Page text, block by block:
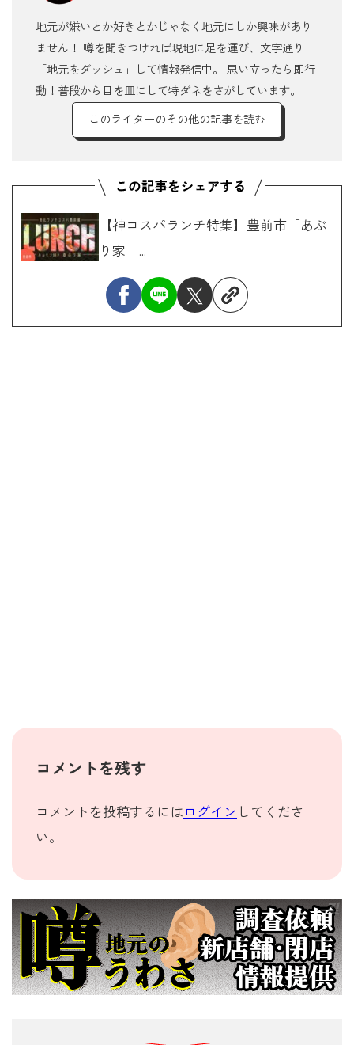
地元が嫌いとか好きとかじゃなく地元にしか興味があり
ません！ 噂を聞きつければ現地に足を運び、文字通り
「地元をダッシュ」して情報発信中。 思い立ったら即行
動！普段から目を皿にして特ダネをさがしています。
このライターのその他の記事を読む
【神コスパランチ特集】豊前市「あぶ
り家」...
コメントを残す
コメントを投稿するには ログイン してくださ
い。